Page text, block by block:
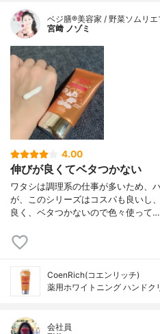
ベジ膳®美容家 / 野菜ソムリエ
宮﨑 ノゾミ
4.00
伸びが良くてベタつかない
ワタシは調理系の仕事が多いため、
が、このシリーズはコスパも良いし
良く、ベタつかないので色々使って…
CoenRich(コエンリッチ)
薬用ホワイトニング ハンドク
会社員